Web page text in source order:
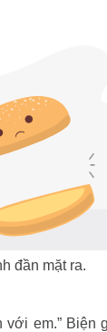
đần mặt ra.
em.” Biện